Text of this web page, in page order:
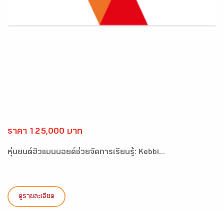
ราคา 125,000 บาท
หุ่นยนต์ฮิวแมนนอยด์ช่วยจัดการเรียนรู้: Kebbi...
ดูรายละเอียด